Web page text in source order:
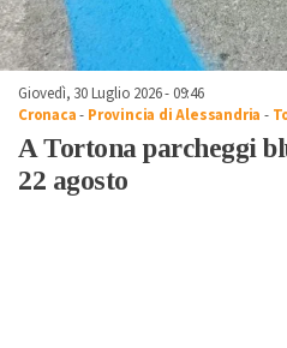
Giovedì, 30 Luglio 2026 - 09:46
Cronaca- Provincia di Alessandria -
A Tortona parcheggi
22 agosto